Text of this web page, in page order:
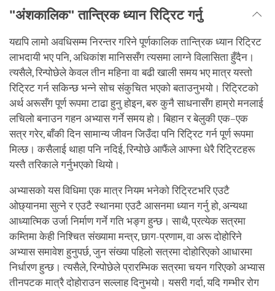
"अंशकालिक" तान्त्रिक ध्यान रिट्रिट गर्नु
यद्यपि लामो अवधिसम्म निरन्तर गरिने पूर्णकालिक तान्त्रिक ध्यान रिट्रिट
लाभदायी भए पनि, अधिकांश मानिससँग त्यसमा लाग्ने विलासिता हुँदैन।
त्यसैले, रिन्पोछेले केवल तीन महिना वा बढी खाली समय भए मात्र यस्तो
रिट्रिट गर्न सकिन्छ भन्ने सोच संकुचित भएको बताउनुभयो। रिट्रिटको
अर्थ अरूसँग पूर्ण रूपमा टाढा हुनु होइन, बरु कुनै साधनासँग हाम्रो मनलाई
लचिलो बनाउन गहन अभ्यास गर्ने समय हो। बिहान र बेलुकी एक–एक
सत्र गरेर, बाँकी दिन सामान्य जीवन जिउँदा पनि रिट्रिट गर्न पूर्ण रूपमा
मिल्छ। कसैलाई थाहा पनि नदिई, रिन्पोछे आफैंले आफ्ना धेरै रिट्रिटहरू
यस्तै तरिकाले गर्नुभएको थियो।
अभ्यासको यस विधिमा एक मात्र नियम भनेको रिट्रिटभरि एउटै
ओछ्यानमा सुत्ने र एउटै स्थानमा एउटै आसनमा ध्यान गर्नु हो, अन्यथा
आध्यात्मिक उर्जा निर्माण गर्ने गति भङ्ग हुन्छ। साथै, प्रत्येक सत्रमा
कम्तिमा केही निश्चित संख्यामा मन्त्र, छाग-प्रणाम, वा अरू दोहोरिने
अभ्यास समावेश हुनुपर्छ, जुन संख्या पहिलो सत्रमा दोहोरिएको आधारमा
निर्धारण हुन्छ। त्यसैले, रिन्पोछेले प्रारम्भिक सत्रमा चयन गरिएको अभ्यास
तीनपटक मात्रै दोहोराउन सल्लाह दिनुभयो। यसरी गर्दा, यदि गम्भीर रोग